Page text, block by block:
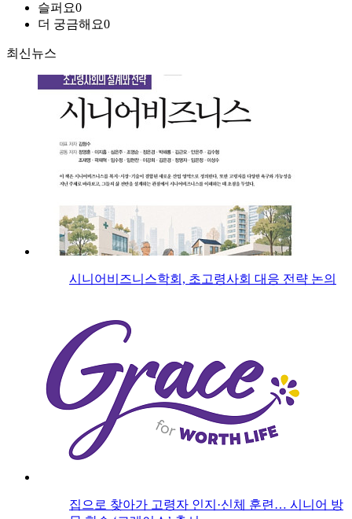
슬퍼요0
더 궁금해요0
최신뉴스
시니어비즈니스학회, 초고령사회 대응 전략 논의
집으로 찾아가 고령자 인지·신체 훈련… 시니어 방